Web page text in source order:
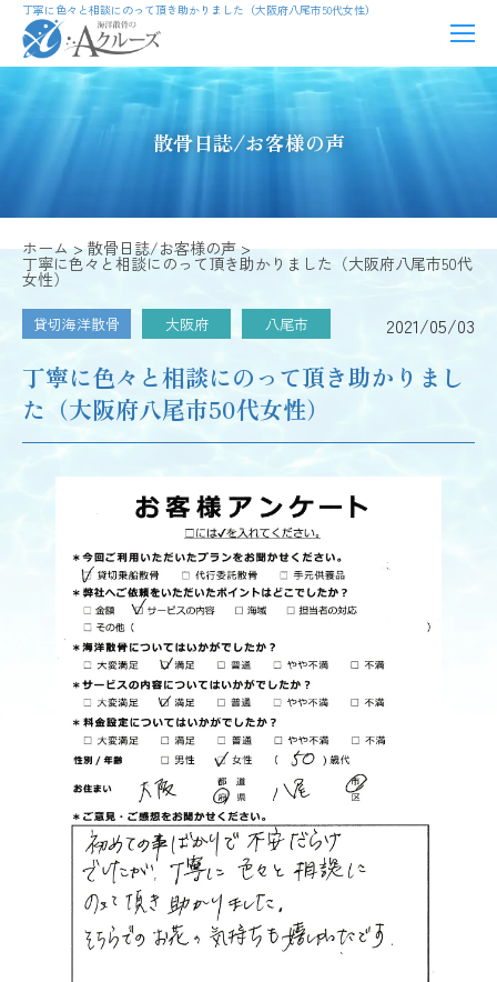
丁寧に色々と相談にのって頂き助かりました（大阪府八尾市50代女性）
散骨日誌/お客様の声
ホーム 散骨日誌/お客様の声
丁寧に色々と相談にのって頂き助かりました（大阪府八尾市50代
女性）
貸切海洋散骨 大阪府 八尾市 2021/05/03
丁寧に色々と相談にのって頂き助かりまし
た（大阪府八尾市50代女性）